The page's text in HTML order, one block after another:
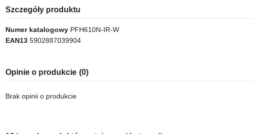
Szczegóły produktu
Numer katalogowy PFH610N-IR-W
EAN13 5902887039904
Opinie o produkcie (0)
Brak opinii o produkcie